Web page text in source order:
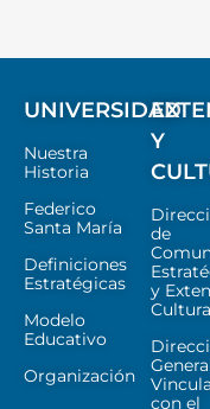
UNIVERSIDAD
Nuestra
Historia
Federico
Santa María
Definiciones
Estratégicas
Modelo
Educativo
Organización
Y
de
y
con el